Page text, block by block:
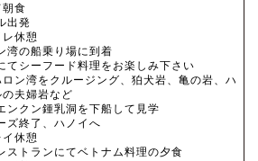
食
出発
休憩
湾の船乗り場に到着
てシーフード料理をお楽しみ下さい
ン湾をクルージング、狛犬岩、亀の岩、ハロ
夫婦岩など
ンクン鍾乳洞を下船して見学
ズ終了、ハノイへ
休憩
ストランにてベトナム料理の夕食